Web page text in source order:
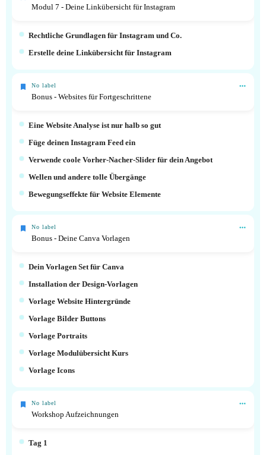
Modul 7 - Deine Linkübersicht für Instagram
Rechtliche Grundlagen für Instagram und Co.
Erstelle deine Linkübersicht für Instagram
No label
Bonus - Websites für Fortgeschrittene
Eine Website Analyse ist nur halb so gut
Füge deinen Instagram Feed ein
Verwende coole Vorher-Nacher-Slider für dein Angebot
Wellen und andere tolle Übergänge
Bewegungseffekte für Website Elemente
No label
Bonus - Deine Canva Vorlagen
Dein Vorlagen Set für Canva
Installation der Design-Vorlagen
Vorlage Website Hintergründe
Vorlage Bilder Buttons
Vorlage Portraits
Vorlage Modulübersicht Kurs
Vorlage Icons
No label
Workshop Aufzeichnungen
Tag 1